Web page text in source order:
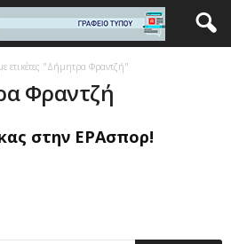
ετικέτες "Δήμητρα Φραντζή"
Φραντζή
στην ΕΡΑσπορ!